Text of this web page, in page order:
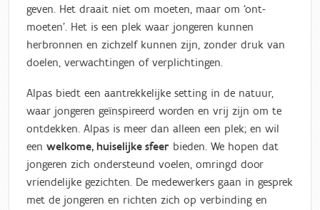
geven. Het draait niet om moeten, maar om ‘ont-
moeten’. Het is een plek waar jongeren kunnen
herbronnen en zichzelf kunnen zijn, zonder druk van
doelen, verwachtingen of verplichtingen.
Alpas biedt een aantrekkelijke setting in de natuur,
waar jongeren geïnspireerd worden en vrij zijn om te
ontdekken. Alpas is meer dan alleen een plek; en wil
een welkome, huiselijke sfeer bieden. We hopen dat
jongeren zich ondersteund voelen, omringd door
vriendelijke gezichten. De medewerkers gaan in gesprek
met de jongeren en richten zich op verbinding en